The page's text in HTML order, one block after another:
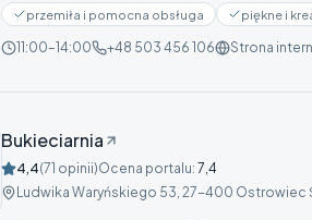
przemiła i pomocna obsługa piękne i
11:00–14:00 +48 503 456 106 Strona
Bukieciarnia
4,4(71 opinii)Ocena portalu: 7,4
Ludwika Waryńskiego 53, 27-400 Ostrowiec